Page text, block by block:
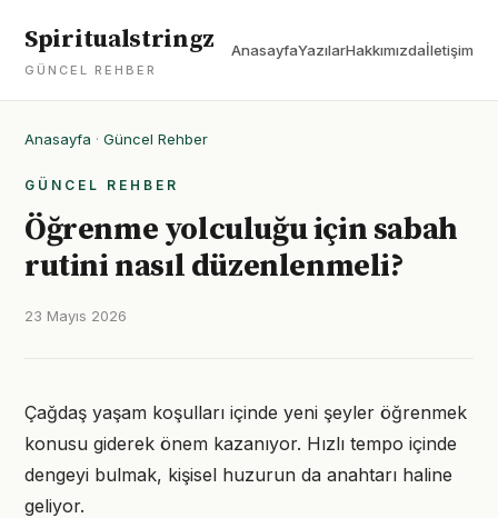
Spiritualstringz
GÜNCEL REHBER
AnasayfaYazılarHakkımızdaİletişim
Anasayfa · Güncel Rehber
GÜNCEL REHBER
Öğrenme yolculuğu için sabah
rutini nasıl düzenlenmeli?
23 Mayıs 2026
Çağdaş yaşam koşulları içinde yeni şeyler öğrenmek
konusu giderek önem kazanıyor. Hızlı tempo içinde
dengeyi bulmak, kişisel huzurun da anahtarı haline
geliyor.